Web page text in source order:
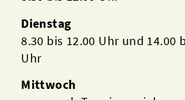
Dienstag
8.30 bis 12.00 Uhr und 14.00
Uhr
Mittwoch